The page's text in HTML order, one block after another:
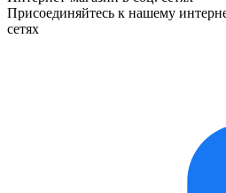
Присоединяйтесь к нашему
сетях